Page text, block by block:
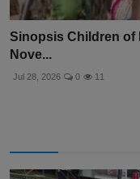
Sinopsis Children of
Nove...
Jul 28, 2026 0 11